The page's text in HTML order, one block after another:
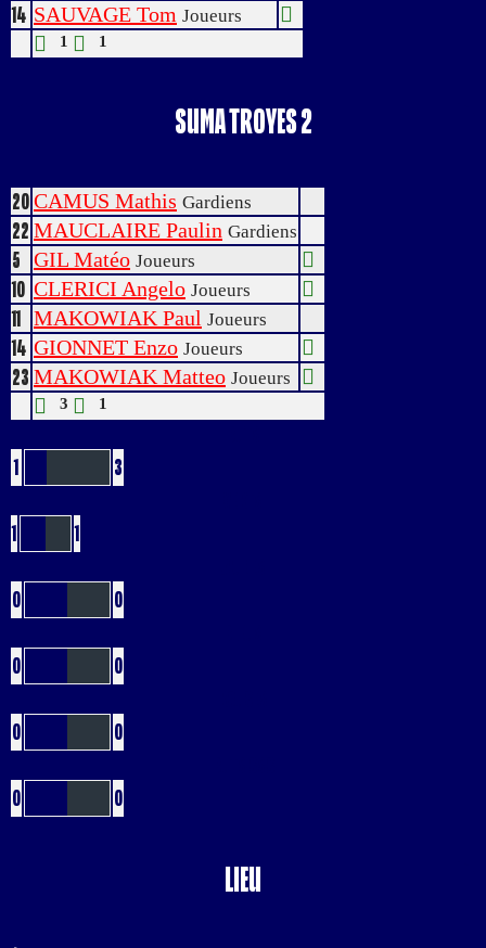
14 SAUVAGE Tom Joueurs
1 1
SUMA TROYES 2
20CAMUS Mathis Gardiens
22 MAUCLAIRE Paulin Gardiens
5 GIL Matéo Joueurs
10 CLERICI Angelo Joueurs
11 MAKOWIAK Paul Joueurs
14 GIONNET Enzo Joueurs
23 MAKOWIAK Matteo Joueurs
3 1
1
3
1
1
0
0
0
0
0
0
0
0
Lieu